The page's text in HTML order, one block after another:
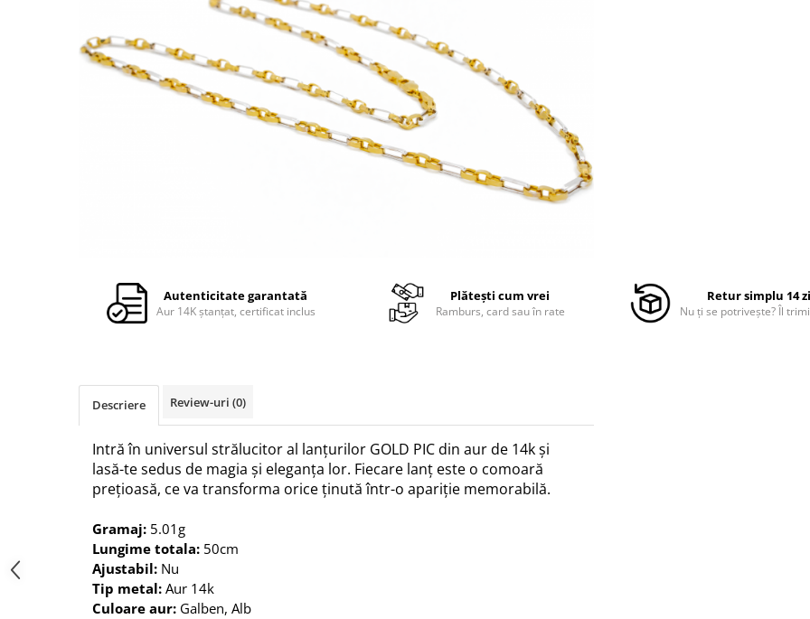
Autenticitate garantată
Aur 14K ștanțat, certificat inclus
Plătești cum vrei
Ramburs, card sau în rate
Retur simplu 14
Nu ți se potrivește? Îl
Descriere Review-uri (0)
Intră în universul strălucitor al lanțurilor GOLD PIC din aur de 14k și
lasă-te sedus de magia și eleganța lor. Fiecare lanț este o comoară
prețioasă, ce va transforma orice ținută într-o apariție memorabilă.
Gramaj: 5.01g
Lungime totala: 50cm
Ajustabil: Nu
Tip metal: Aur 14k
Culoare aur: Galben, Alb